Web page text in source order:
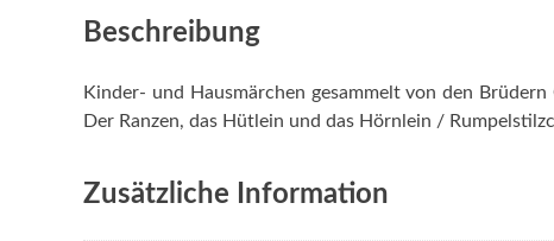
Beschreibung
Kinder- und Hausmärchen gesammelt von den
Der Ranzen, das Hütlein und das Hörnlein /
Zusätzliche Information